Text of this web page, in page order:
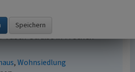
Tusch-Straße in Frechen
Wohnsiedlung